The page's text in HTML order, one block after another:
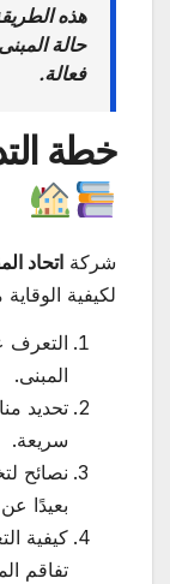
هذه
حالة
فعالة.
خطة
شركة اتحاد
لكيفية
التعرف
المبنى.
تحديد
سريعة.
نصائح
بعيدًا
كيفية
تفاقم